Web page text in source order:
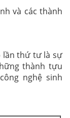
và các thành
lần thứ tư là sự
thành tựu
nghệ sinh